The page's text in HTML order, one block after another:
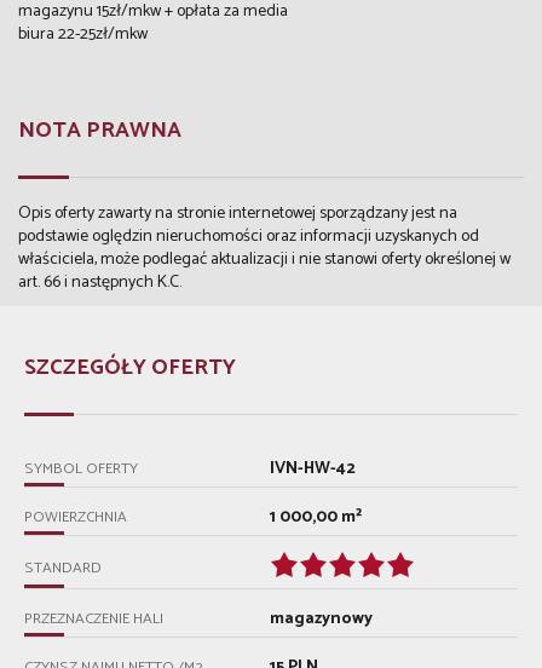
magazynu 15zł/mkw + opłata za media
biura 22-25zł/mkw
NOTA PRAWNA
Opis oferty zawarty na stronie internetowej sporządzany jest na
podstawie oględzin nieruchomości oraz informacji uzyskanych od
właściciela, może podlegać aktualizacji i nie stanowi oferty określonej w
art. 66 i następnych K.C.
SZCZEGÓŁY OFERTY
SYMBOL OFERTY IVN-HW-42
POWIERZCHNIA 1 000,00 m²
STANDARD
PRZEZNACZENIE HALI magazynowy